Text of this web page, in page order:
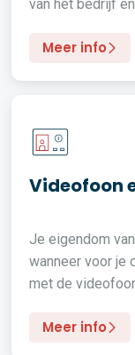
van het bedrijf
Meer info
Videofoon
Je eigendom
wanneer voor je
met de
Meer info